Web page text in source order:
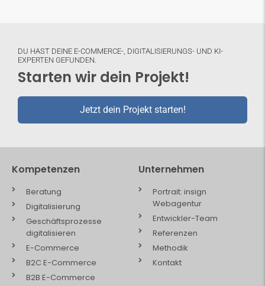
DU HAST DEINE E-COMMERCE-, DIGITALISIERUNGS- UND KI-
EXPERTEN GEFUNDEN.
Starten wir dein Projekt!
Jetzt dein Projekt starten!
Kompetenzen
Beratung
Digitalisierung
Geschäftsprozesse
digitalisieren
E-Commerce
B2C E-Commerce
B2B E-Commerce
Unternehmen
Portrait: insign
Webagentur
Entwickler-Team
Referenzen
Methodik
Kontakt